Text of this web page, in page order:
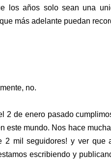
los años solo sean una
más adelante puedan
no.
2 de enero pasado
este mundo. Nos hace
2 mil seguidores! y ver que
escribiendo y